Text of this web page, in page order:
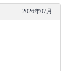
2026年07月